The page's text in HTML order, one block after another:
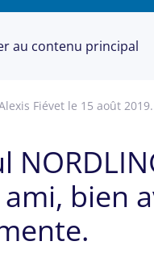
au contenu principal
Fiévet le 15 août 2019
bien